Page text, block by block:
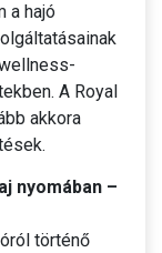
a hajó
A Royal
akkora
nyomában –
történő